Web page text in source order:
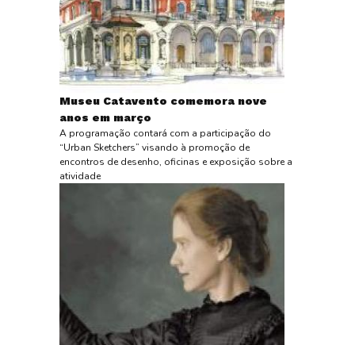
Museu Catavento comemora nove
anos em março
A programação contará com a participação do
“Urban Sketchers” visando à promoção de
encontros de desenho, oficinas e exposição sobre a
atividade